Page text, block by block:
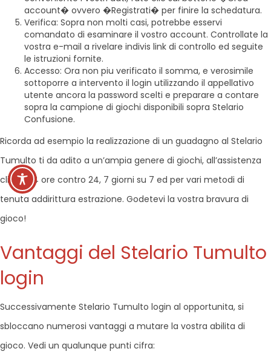
account� ovvero �Registrati� per finire la schedatura.
Verifica: Sopra non molti casi, potrebbe esservi
comandato di esaminare il vostro account. Controllate la
vostra e-mail a rivelare indivis link di controllo ed seguite
le istruzioni fornite.
Accesso: Ora non piu verificato il somma, e verosimile
sottoporre a intervento il login utilizzando il appellativo
utente ancora la password scelti e preparare a contare
sopra la campione di giochi disponibili sopra Stelario
Confusione.
Ricorda ad esempio la realizzazione di un guadagno al Stelario
Tumulto ti da adito a un’ampia genere di giochi, all’assistenza
clienti 24 ore contro 24, 7 giorni su 7 ed per vari metodi di
tenuta addirittura estrazione. Godetevi la vostra bravura di
gioco!
Vantaggi del Stelario Tumulto
login
Successivamente Stelario Tumulto login al opportunita, si
sbloccano numerosi vantaggi a mutare la vostra abilita di
gioco. Vedi un qualunque punti cifra: